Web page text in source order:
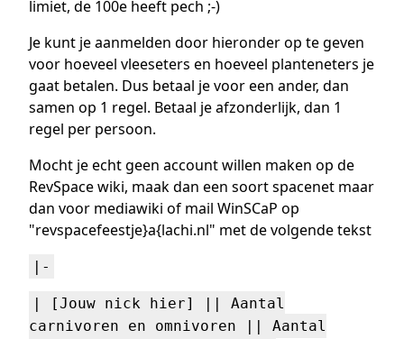
limiet, de 100e heeft pech ;-)
Je kunt je aanmelden door hieronder op te geven
voor hoeveel vleeseters en hoeveel planteneters je
gaat betalen. Dus betaal je voor een ander, dan
samen op 1 regel. Betaal je afzonderlijk, dan 1
regel per persoon.
Mocht je echt geen account willen maken op de
RevSpace wiki, maak dan een soort spacenet maar
dan voor mediawiki of mail WinSCaP op
"revspacefeestje}a{lachi.nl" met de volgende tekst
|-
| [Jouw nick hier] || Aantal
carnivoren en omnivoren || Aantal